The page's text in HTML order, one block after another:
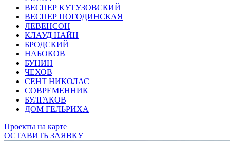
ВЕСПЕР КУТУЗОВСКИЙ
ВЕСПЕР ПОГОДИНСКАЯ
ЛЕВЕНСОН
КЛАУД НАЙН
БРОДСКИЙ
НАБОКОВ
БУНИН
ЧЕХОВ
СЕНТ НИКОЛАС
СОВРЕМЕННИК
БУЛГАКОВ
ДОМ ГЕЛЬРИХА
Проекты на карте
ОСТАВИТЬ ЗАЯВКУ